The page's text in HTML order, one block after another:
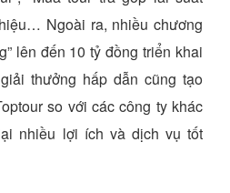
Ngoài ra, nhiều chương
lên đến 10 tỷ đồng triển khai
thưởng hấp dẫn cũng tạo
so với các công ty khác
nhiều lợi ích và dịch vụ tốt